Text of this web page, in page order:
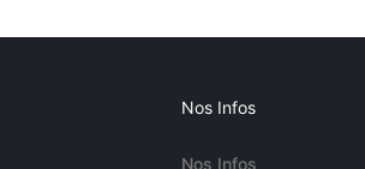
Nos Infos
Nos Infos